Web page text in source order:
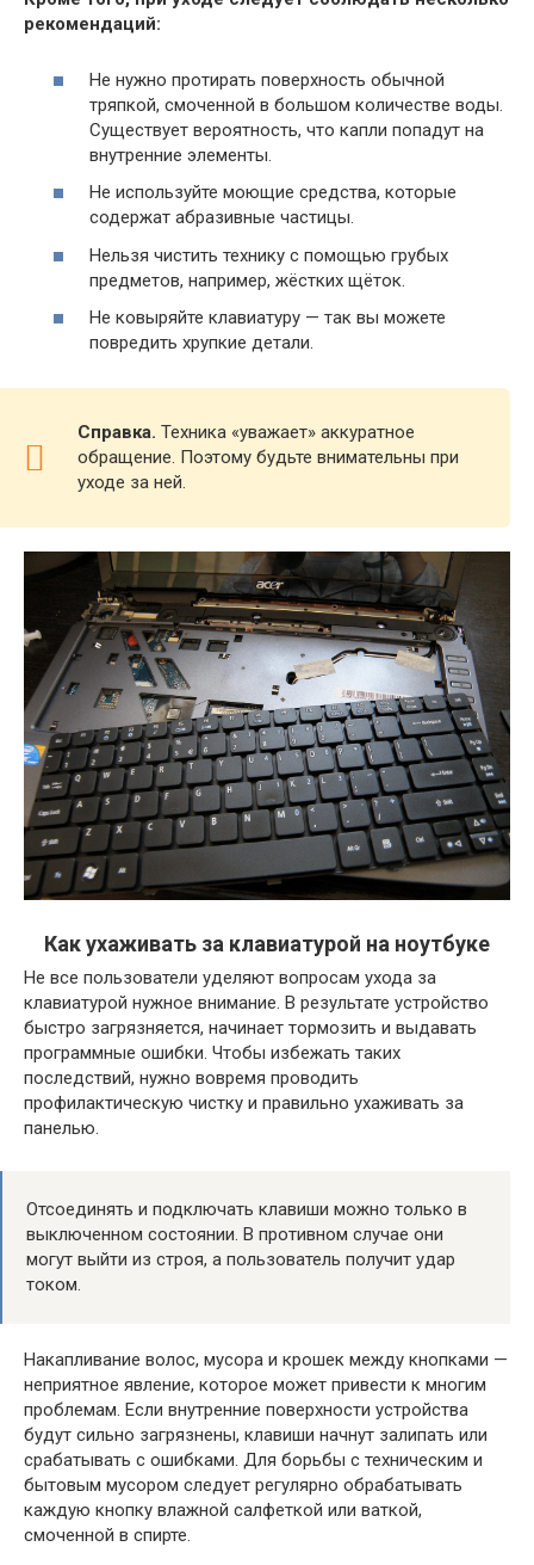
рекомендаций:
Не нужно протирать поверхность обычной
тряпкой, смоченной в большом количестве воды.
Существует вероятность, что капли попадут на
внутренние элементы.
Не используйте моющие средства, которые
содержат абразивные частицы.
Нельзя чистить технику с помощью грубых
предметов, например, жёстких щёток.
Не ковыряйте клавиатуру — так вы можете
повредить хрупкие детали.
Справка. Техника «уважает» аккуратное
обращение. Поэтому будьте внимательны при
уходе за ней.
Как ухаживать за клавиатурой на ноутбуке
Не все пользователи уделяют вопросам ухода за
клавиатурой нужное внимание. В результате устройство
быстро загрязняется, начинает тормозить и выдавать
программные ошибки. Чтобы избежать таких
последствий, нужно вовремя проводить
профилактическую чистку и правильно ухаживать за
панелью.
Отсоединять и подключать клавиши можно только в
выключенном состоянии. В противном случае они
могут выйти из строя, а пользователь получит удар
током.
Накапливание волос, мусора и крошек между кнопками —
неприятное явление, которое может привести к многим
проблемам. Если внутренние поверхности устройства
будут сильно загрязнены, клавиши начнут залипать или
срабатывать с ошибками. Для борьбы с техническим и
бытовым мусором следует регулярно обрабатывать
каждую кнопку влажной салфеткой или ваткой,
смоченной в спирте.